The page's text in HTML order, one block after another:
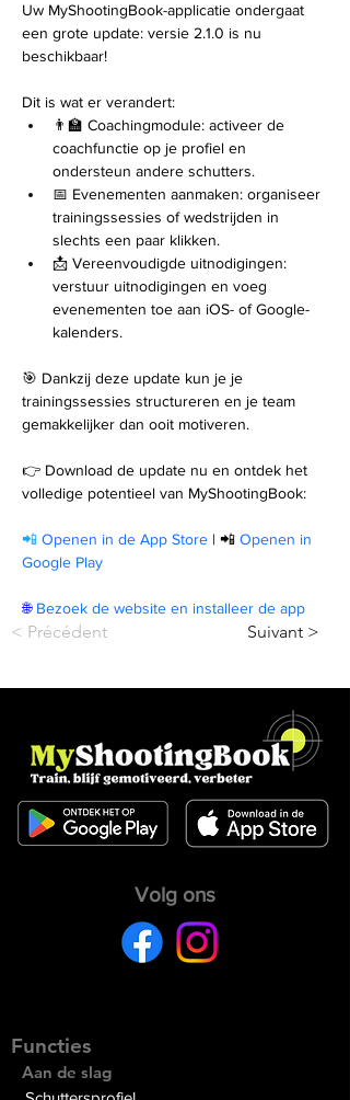
Uw MyShootingBook-applicatie ondergaat
een grote update: versie 2.1.0 is nu
beschikbaar!
Dit is wat er verandert:
👨🏫 Coachingmodule: activeer de
coachfunctie op je profiel en
ondersteun andere schutters.
📅 Evenementen aanmaken: organiseer
trainingssessies of wedstrijden in
slechts een paar klikken.
📩 Vereenvoudigde uitnodigingen:
verstuur uitnodigingen en voeg
evenementen toe aan iOS- of Google-
kalenders.
🎯 Dankzij deze update kun je je
trainingssessies structureren en je team
gemakkelijker dan ooit motiveren.
👉 Download de update nu en ontdek het
volledige potentieel van MyShootingBook:
📲 Openen in de App Store | 📲 Openen in
Google Play
🌐 Bezoek de website en installeer de app
< Précédent Suivant >
Volg ons
Functies
Aan de slag